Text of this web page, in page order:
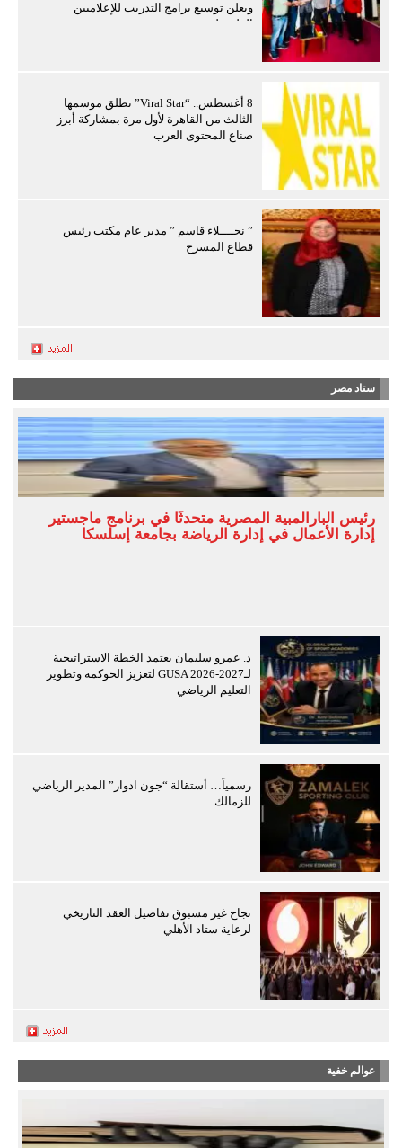
ويعلن توسيع برامج التدريب للإعلاميين
الفلسطينيين
8 أغسطس.. “Viral Star” تطلق موسمها
الثالث من القاهرة لأول مرة بمشاركة أبرز
صناع المحتوى العرب
” نجــــلاء قاسم ” مدير عام مكتب رئيس
قطاع المسرح
ستاد مصر
رئيس البارالمبية المصرية متحدثًا في برنامج ماجستير
إدارة الأعمال في إدارة الرياضة بجامعة إسلسكا
د. عمرو سليمان يعتمد الخطة الاستراتيجية
لـGUSA 2026-2027 لتعزيز الحوكمة وتطوير
التعليم الرياضي
رسمياً… أستقالة “جون ادوار” المدير الرياضي
للزمالك
نجاح غير مسبوق تفاصيل العقد التاريخي
لرعاية ستاد الأهلي
عوالم خفية